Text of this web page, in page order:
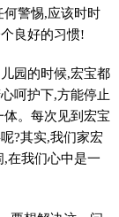
何警惕,应该时时
良好的习惯!
园的时候,宏宝都
呵护下,方能停止
。每次见到宏宝
?其实,我们家宏
在我们心中是一